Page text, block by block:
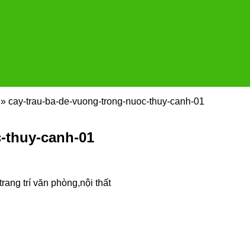
» cay-trau-ba-de-vuong-trong-nuoc-thuy-canh-01
thuy-canh-01
trí văn phòng,nội thất